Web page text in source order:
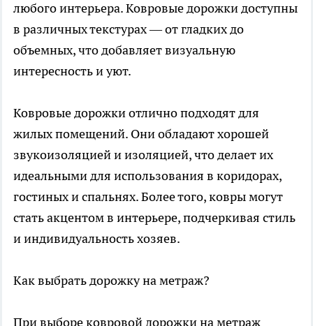
любого интерьера. Ковровые дорожки доступны
в различных текстурах — от гладких до
объемных, что добавляет визуальную
интересность и уют.
Ковровые дорожки отлично подходят для
жилых помещений. Они обладают хорошей
звукоизоляцией и изоляцией, что делает их
идеальными для использования в коридорах,
гостиных и спальнях. Более того, ковры могут
стать акцентом в интерьере, подчеркивая стиль
и индивидуальность хозяев.
Как выбрать дорожку на метраж?
При выборе ковровой дорожки на метраж